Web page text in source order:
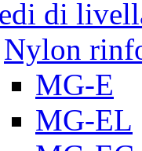
di
Nylon
MG-E
MG-EL